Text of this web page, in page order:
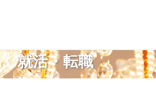
就活・転職